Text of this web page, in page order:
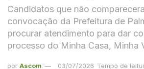
Candidatos que não
convocação da Prefeitura de
procurar atendimento para dar
processo do Minha Casa, Minha
por Ascom 03/07/2026 Tempo de